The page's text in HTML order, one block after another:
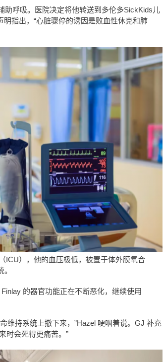
助呼吸。医院决定将他转送到多伦多SickKids儿
指出，“心脏骤停的诱因是败血性休克和肺
ICU），他的血压极低，被置于体外膜氧合
的器官功能正在不断恶化，继续使用
持系统上撤下来，”Hazel 哽咽着说。GJ 补充
时会死得更痛苦。”